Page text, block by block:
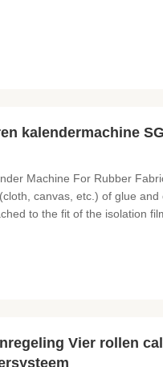
kalendermachine
Machine For Rubber
canvas, etc.) of glue
to the fit of the isolation
Vier rollen